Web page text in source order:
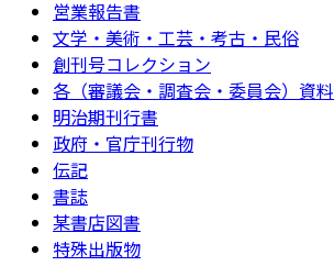
営業報告書
文学・美術・工芸・考古・民俗
創刊号コレクション
各（審議会・調査会・委員会）資料
明治期刊行書
政府・官庁刊行物
伝記
書誌
某書店図書
特殊出版物